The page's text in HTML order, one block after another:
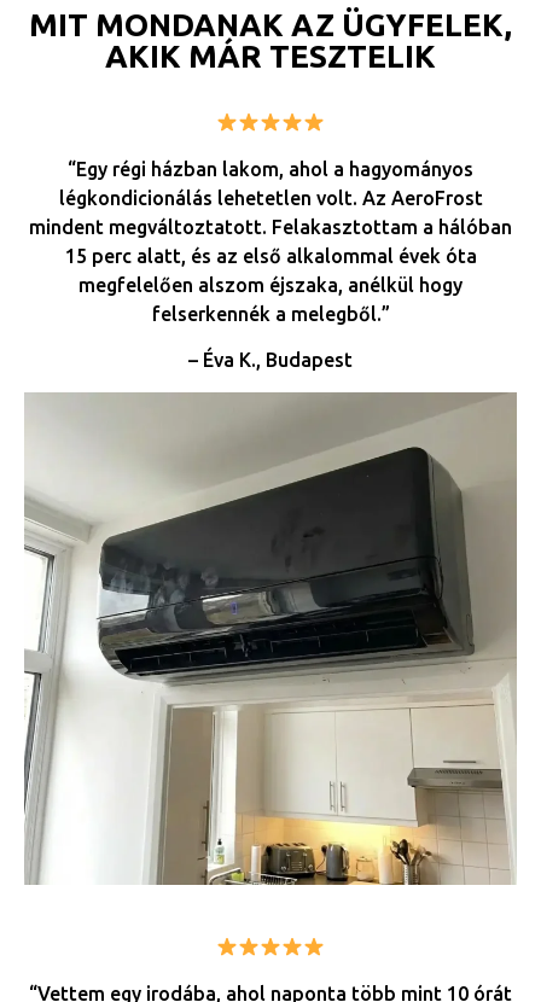
MIT MONDANAK AZ ÜGYFELEK,
AKIK MÁR TESZTELIK
“Egy régi házban lakom, ahol a hagyományos
légkondicionálás lehetetlen volt. Az AeroFrost
mindent megváltoztatott. Felakasztottam a hálóban
15 perc alatt, és az első alkalommal évek óta
megfelelően alszom éjszaka, anélkül hogy
felserkennék a melegből.”
– Éva K., Budapest
“Vettem egy irodába, ahol naponta több mint 10 órát